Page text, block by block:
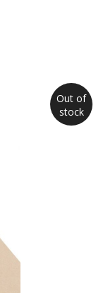
Out of
stock